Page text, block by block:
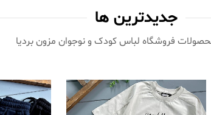
جدیدترین ها
فروشگاه لباس کودک و نوجوان مزون بردیا